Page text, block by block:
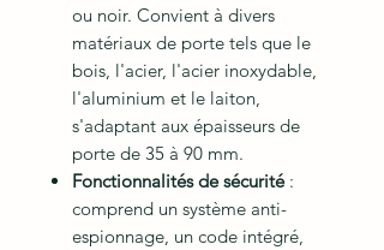
ou noir. Convient à divers
matériaux de porte tels que le
bois, l'acier, l'acier inoxydable,
l'aluminium et le laiton,
s'adaptant aux épaisseurs de
porte de 35 à 90 mm.
Fonctionnalités de sécurité:
comprend un système anti-
espionnage, un code intégré,